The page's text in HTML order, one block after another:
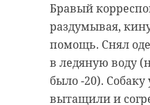
Бравый
раздумывая,
помощь. Снял
в ледяную воду
было -20).
вытащили и